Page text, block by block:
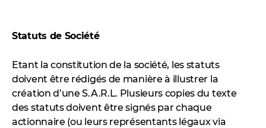
Statuts de Société
Etant la constitution de la société, les statuts
doivent être rédigés de manière à illustrer la
création d’une S.A.R.L. Plusieurs copies du texte
des statuts doivent être signés par chaque
actionnaire (ou leurs représentants légaux via